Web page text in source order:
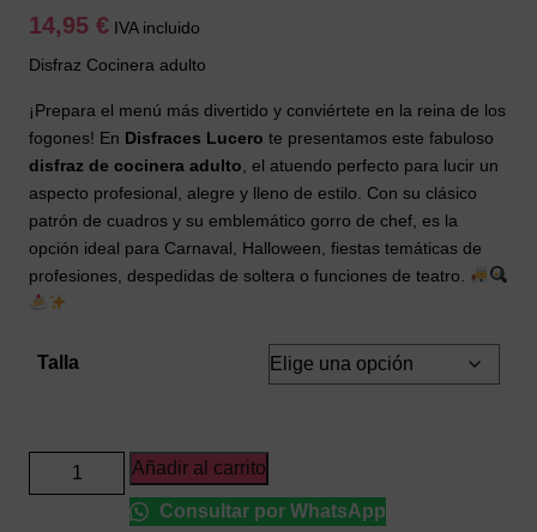
14,95 € IVA incluido
Disfraz Cocinera adulto
¡Prepara el menú más divertido y conviértete en la reina de los
fogones! En Disfraces Lucero te presentamos este fabuloso
disfraz de cocinera adulto , el atuendo perfecto para lucir un
aspecto profesional, alegre y lleno de estilo. Con su clásico
patrón de cuadros y su emblemático gorro de chef, es la
opción ideal para Carnaval, Halloween, fiestas temáticas de
profesiones, despedidas de soltera o funciones de teatro.
Talla
Disfraz
de
Añadir al carrito
Consultar por WhatsApp